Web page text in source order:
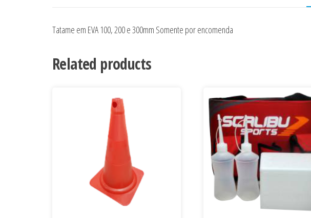
Tatame em EVA 100, 200 e 300mm Somente por encomenda
Related products